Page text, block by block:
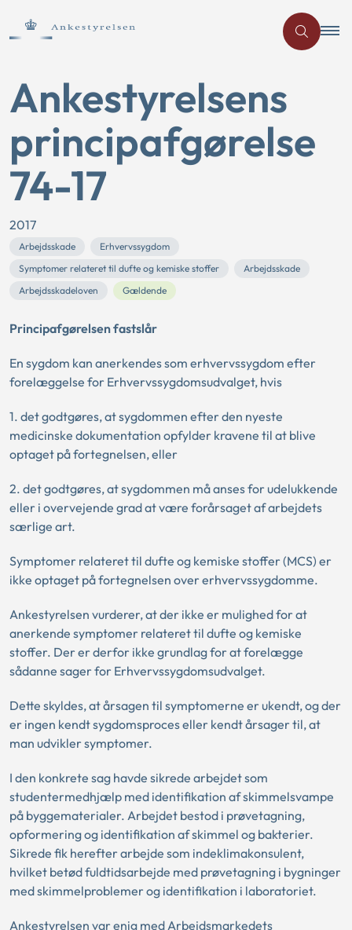
Ankestyrelsens
principafgørelse
74-17
2017
Arbejdsskade
Erhvervssygdom
Symptomer relateret til dufte og kemiske stoffer
Arbejdsskade
Arbejdsskadeloven
Gældende
Principafgørelsen fastslår
En sygdom kan anerkendes som erhvervssygdom efter
forelæggelse for Erhvervssygdomsudvalget, hvis
1. det godtgøres, at sygdommen efter den nyeste
medicinske dokumentation opfylder kravene til at blive
optaget på fortegnelsen, eller
2. det godtgøres, at sygdommen må anses for udelukkende
eller i overvejende grad at være forårsaget af arbejdets
særlige art.
Symptomer relateret til dufte og kemiske stoffer (MCS) er
ikke optaget på fortegnelsen over erhvervssygdomme.
Ankestyrelsen vurderer, at der ikke er mulighed for at
anerkende symptomer relateret til dufte og kemiske
stoffer. Der er derfor ikke grundlag for at forelægge
sådanne sager for Erhvervssygdomsudvalget.
Dette skyldes, at årsagen til symptomerne er ukendt, og der
er ingen kendt sygdomsproces eller kendt årsager til, at
man udvikler symptomer.
I den konkrete sag havde sikrede arbejdet som
studentermedhjælp med identifikation af skimmelsvampe
på byggematerialer. Arbejdet bestod i prøvetagning,
opformering og identifikation af skimmel og bakterier.
Sikrede fik herefter arbejde som indeklimakonsulent,
hvilket betød fuldtidsarbejde med prøvetagning i bygninger
med skimmelproblemer og identifikation i laboratoriet.
Ankestyrelsen var enig med Arbejdsmarkedets